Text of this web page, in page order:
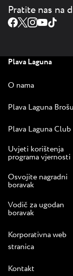
odlasku
osigurali smo
dok
ostaju
pored
recepcije.
Plava Laguna
u sjeni su
borova i tek
par koraka od
plaže s
Plavom
zastavom.
Neke od vila
masažni
Pratite nas na
Plava Laguna
O nama
Plava Laguna
Plava Laguna Club
Uvjeti korištenja
programa vjernosti
Osvojite nagradni
boravak
Vodič za ugodan
boravak
Korporativna web
stranica
Kontakt